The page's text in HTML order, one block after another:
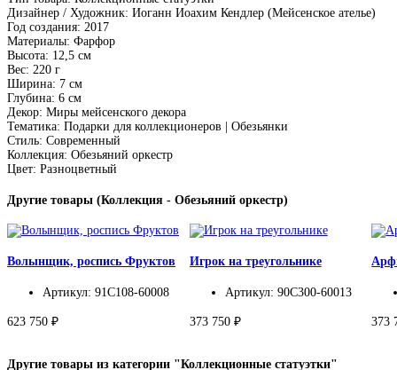
Дизайнер / Художник: Иоганн Иоахим Кендлер (Мейсенское ателье)
Год создания: 2017
Материалы: Фарфор
Высота: 12,5 см
Вес: 220 г
Ширина: 7 см
Глубина: 6 см
Декор: Миры мейсенского декора
Тематика: Подарки для коллекционеров | Обезьянки
Стиль: Современный
Коллекция: Обезьяний оркестр
Цвет: Разноцветный
Другие товары (Коллекция - Обезьяний оркестр)
Волынщик, роспись Фруктов
Артикул: 91C108-60008
623 750 ₽
Игрок на треугольнике
Артикул: 90C300-60013
373 750 ₽ 373
Другие товары из категории "Коллекционные статуэтки"